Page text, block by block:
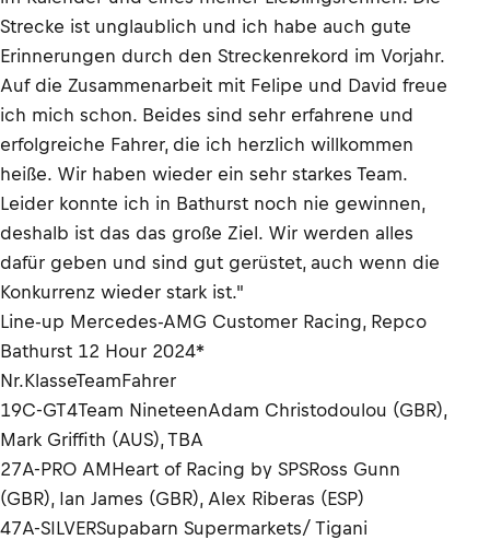
Strecke ist unglaublich und ich habe auch gute
Erinnerungen durch den Streckenrekord im Vorjahr.
Auf die Zusammenarbeit mit Felipe und David freue
ich mich schon. Beides sind sehr erfahrene und
erfolgreiche Fahrer, die ich herzlich willkommen
heiße. Wir haben wieder ein sehr starkes Team.
Leider konnte ich in Bathurst noch nie gewinnen,
deshalb ist das das große Ziel. Wir werden alles
dafür geben und sind gut gerüstet, auch wenn die
Konkurrenz wieder stark ist."
Line-up Mercedes-AMG Customer Racing, Repco
Bathurst 12 Hour 2024*
Nr.KlasseTeamFahrer
19C-GT4Team NineteenAdam Christodoulou (GBR),
Mark Griffith (AUS), TBA
27A-PRO AMHeart of Racing by SPSRoss Gunn
(GBR), Ian James (GBR), Alex Riberas (ESP)
47A-SILVERSupabarn Supermarkets/ Tigani